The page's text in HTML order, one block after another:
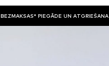
BEZMAKSAS* PIEGĀDE UN ATGRIEŠANA